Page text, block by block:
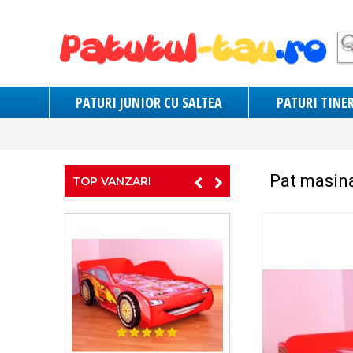
PATURI JUNIOR CU SALTEA PATURI
TOP VANZARI Pat